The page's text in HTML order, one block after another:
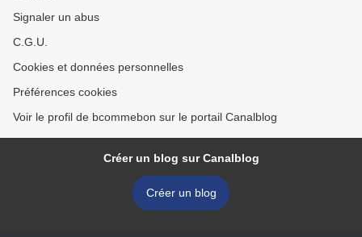
Signaler un abus
C.G.U.
Cookies et données personnelles
Préférences cookies
Voir le profil de bcommebon sur le portail Canalblog
Créer un blog sur Canalblog
Créer un blog